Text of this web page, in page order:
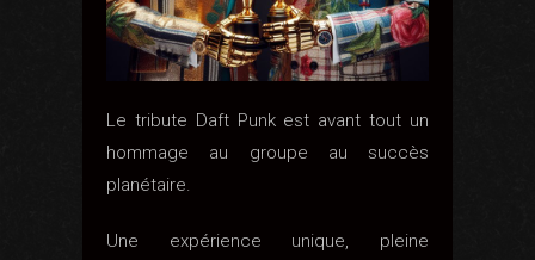
Le tribute Daft Punk est avant tout un
hommage au groupe au succès
planétaire.
Une expérience unique, pleine